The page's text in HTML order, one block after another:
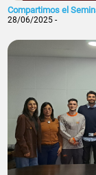
Compartimos el
28/06/2025 -